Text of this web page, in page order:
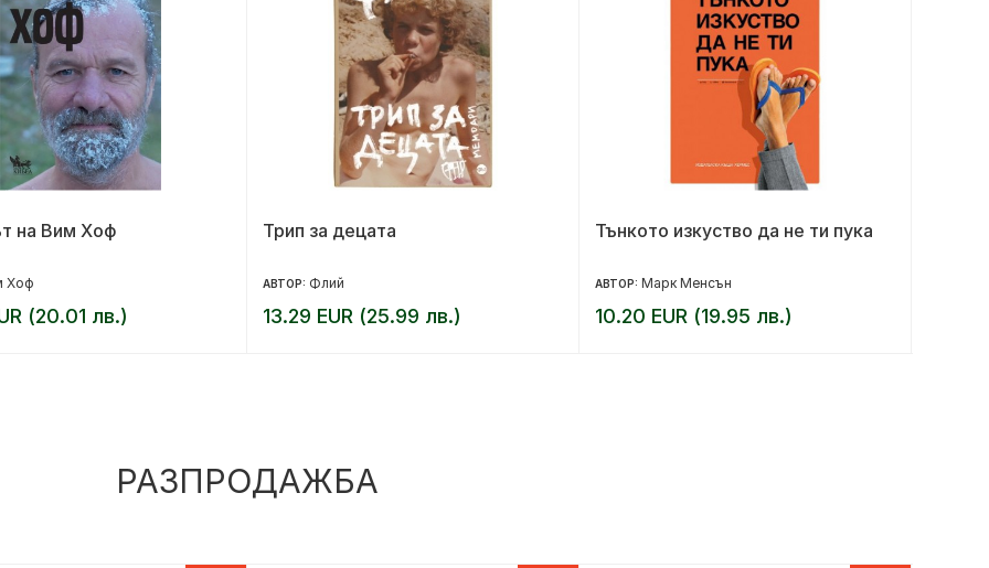
на Вим Хоф
Хоф
(20.01 лв.)
Трип за децата
АВТОР: Флий
13.29 EUR (25.99 лв.)
Тънкото изкуство да не ти пука
АВТОР: Марк Менсън
10.20 EUR (19.95 лв.)
РАЗПРОДАЖБА